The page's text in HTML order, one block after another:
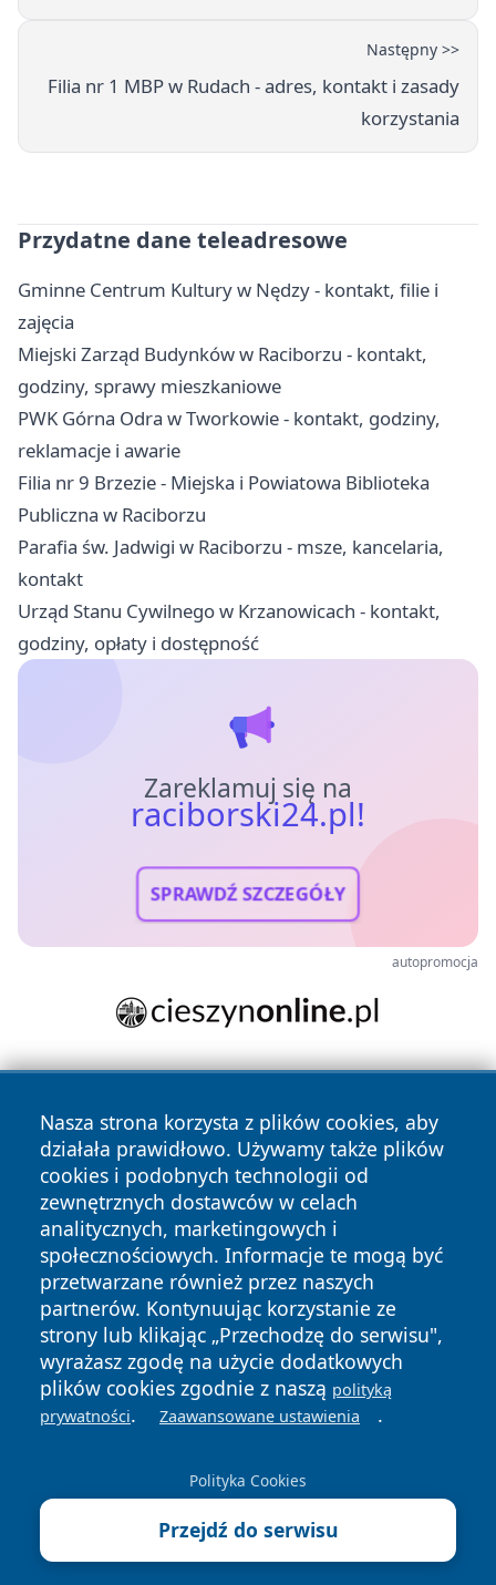
Następny >>
Filia nr 1 MBP w Rudach - adres, kontakt i zasady
korzystania
Przydatne dane teleadresowe
Gminne Centrum Kultury w Nędzy - kontakt, filie i
zajęcia
Miejski Zarząd Budynków w Raciborzu - kontakt,
godziny, sprawy mieszkaniowe
PWK Górna Odra w Tworkowie - kontakt, godziny,
reklamacje i awarie
Filia nr 9 Brzezie - Miejska i Powiatowa Biblioteka
Publiczna w Raciborzu
Parafia św. Jadwigi w Raciborzu - msze, kancelaria,
kontakt
Urząd Stanu Cywilnego w Krzanowicach - kontakt,
godziny, opłaty i dostępność
Zareklamuj się na
raciborski24.pl!
SPRAWDŹ SZCZEGÓŁY
autopromocja
Nasza strona korzysta z plików cookies, aby
działała prawidłowo. Używamy także plików
cookies i podobnych technologii od
zewnętrznych dostawców w celach
analitycznych, marketingowych i
społecznościowych. Informacje te mogą być
przetwarzane również przez naszych
partnerów. Kontynuując korzystanie ze
strony lub klikając „Przechodzę do serwisu",
wyrażasz zgodę na użycie dodatkowych
plików cookies zgodnie z naszą polityką
prywatności. Zaawansowane ustawienia .
Polityka Cookies
Przejdź do serwisu
Copyright © 2026 raciborski24.pl Wszystkie prawa
zastrzeżone.
News Autorzy
Polityka
Prywatności
Polityka
Cookies